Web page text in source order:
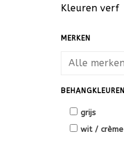
Kleuren verf
MERKEN
BEHANGKLEUREN
grijs
wit / crème